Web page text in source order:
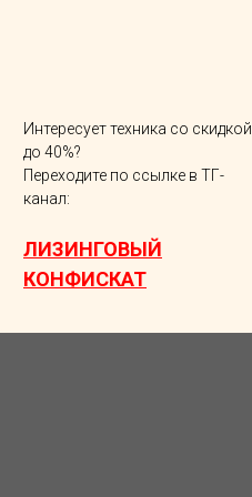
Интересует техника со скидкой
до 40%?
Переходите по ссылке в ТГ-
канал:
ЛИЗИНГОВЫЙ
КОНФИСКАТ